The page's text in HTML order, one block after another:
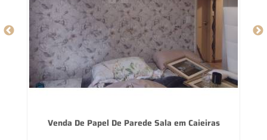
Venda De Papel De Parede Sala em Caieiras